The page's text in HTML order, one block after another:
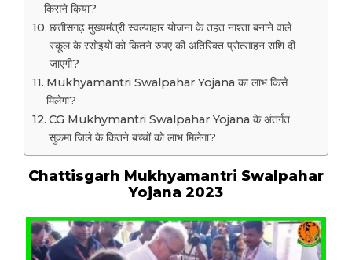
किसने किया?
छत्तीसगढ़ मुख्यमंत्री स्वल्पाहार योजना के तहत नाश्ता बनाने वाले
स्कूल के रसोइयों को कितने रुपए की अतिरिक्त प्रोत्साहन राशि दी
जाएगी?
Mukhyamantri Swalpahar Yojana का लाभ किसे
मिलेगा?
CG Mukhymantri Swalpahar Yojana के अंतर्गत
सुकमा जिले के कितने बच्चों को लाभ मिलेगा?
Chattisgarh Mukhyamantri Swalpahar
Yojana 2023